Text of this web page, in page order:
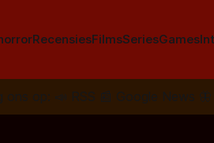
RecensiesFilmsSeriesGames
ons op: 📣 RSS 📰 Google News 🦋